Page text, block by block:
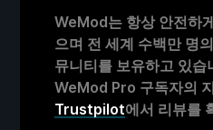
WeMod는 항상 안전하
으며 전 세계 수백만 명
뮤니티를 보유하고 있
WeMod Pro 구독자의
Trustpilot에서 리뷰를